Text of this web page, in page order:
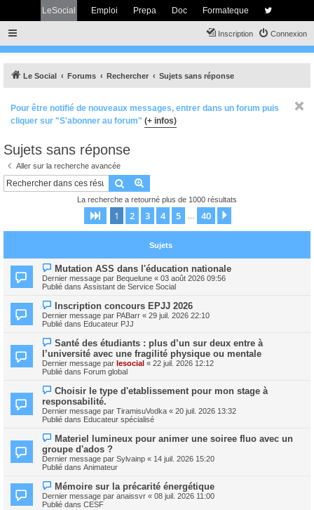
LeSocial Emploi Prepa Doc Formateque
Connexion
Inscription
Le Social Forums Rechercher Sujets sans réponse
Pour être notifié de nouveaux messages, entrer dans un forum puis
cliquer sur "S'abonner au forum" (+ infos)
Sujets sans réponse
Aller sur la recherche avancée
Rechercher
La recherche a retourné plus de 1000 résultats
Page 1sur40
1 2 3 4 5 40
Sujets
N
o
u
v
a
u
m
s
s
a
g
e
Mutation ASS dans l'éducation nationale
Dernier message par Bequelune « 03 août 2026 09:56
Publié dans Assistant de Service Social
N
o
u
v
a
u
m
e
s
a
g
e
Inscription concours EPJJ 2026
Dernier message par PABarr « 29 juil. 2026 22:10
Publié dans Educateur PJJ
N
o
u
v
e
u
m
e
s
s
a
g
e
Santé des étudiants : plus d’un sur deux entre à
l’université avec une fragilité physique ou mentale
Dernier message par lesocial « 22 juil. 2026 12:12
Publié dans Forum global
N
o
u
v
e
u
m
e
s
s
a
g
e
Choisir le type d'etablissement pour mon stage à
responsabilité.
Dernier message par TiramisuVodka « 20 juil. 2026 13:32
Publié dans Educateur spécialisé
N
o
u
v
e
u
m
e
Materiel lumineux pour animer une soiree fluo avec un
groupe d'ados ?
Dernier message par Sylvainp « 14 juil. 2026 15:20
Publié dans Animateur
N
o
u
Mémoire sur la précarité énergétique
Dernier message par anaissvr « 08 juil. 2026 11:00
Publié dans CESF